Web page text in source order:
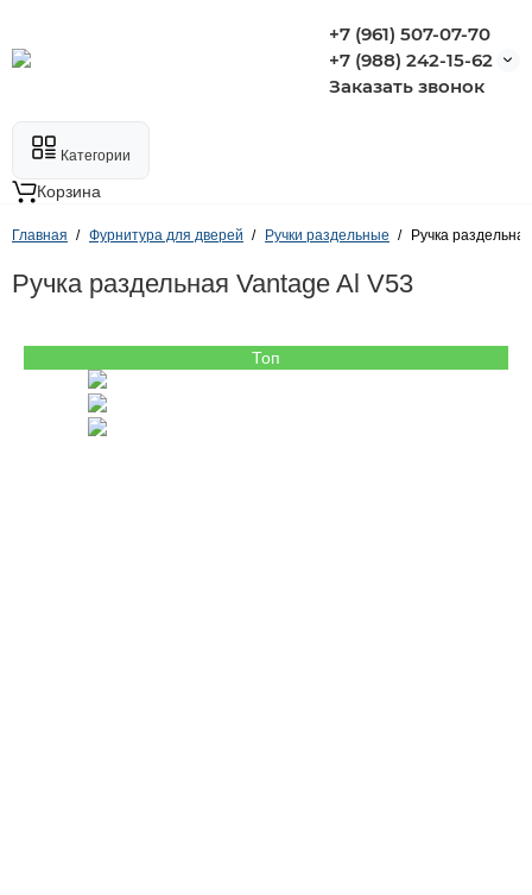
+7 (961) 507-07-70
+7 (988) 242-15-62
Заказать звонок
Категории
Корзина
Главная Фурнитура для дверей Ручки раздельные Ручка
Ручка раздельная Vantage Al V53
Топ